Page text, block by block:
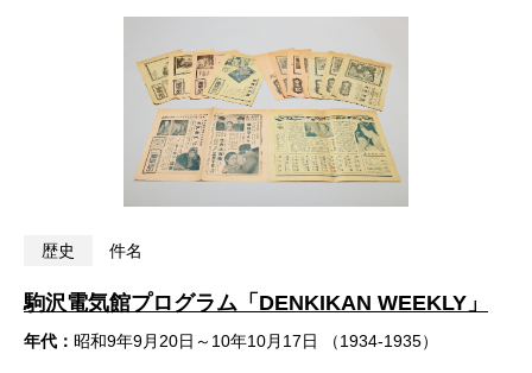
歴史 件名
駒沢電気館プログラム「DENKIKAN WEEKLY」
年代： 昭和9年9月20日～10年10月17日 （1934-1935）